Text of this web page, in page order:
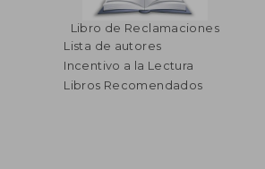
40%
dcto.
$ 188.29
$ 112.97
Libro de Reclamaciones
Lista de autores
Incentivo a la Lectura
Libros Recomendados